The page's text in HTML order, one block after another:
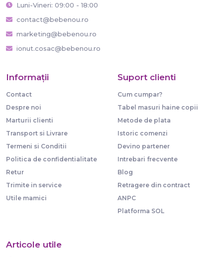
Luni-Vineri: 09:00 - 18:00
contact@bebenou.ro
marketing@bebenou.ro
ionut.cosac@bebenou.ro
Informaţii
Contact
Despre noi
Marturii clienti
Transport si Livrare
Termeni si Conditii
Politica de confidentialitate
Retur
Trimite in service
Utile mamici
Suport clienti
Cum cumpar?
Tabel masuri haine copii
Metode de plata
Istoric comenzi
Devino partener
Intrebari frecvente
Blog
Retragere din contract
ANPC
Platforma SOL
Articole utile